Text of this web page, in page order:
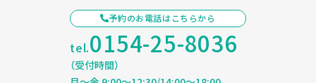
予約のお電話はこちらから
tel.0154-25-8036
（受付時間）